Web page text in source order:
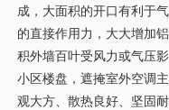
成，大面积的开口有利于
的直接作用力，大大增加
积外墙百叶受风力或气压
小区楼盘，遮掩室外空调
观大方、散热良好、坚固